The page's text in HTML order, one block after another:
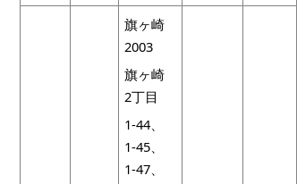
旗ヶ崎
2003
旗ヶ崎
2丁目
1-44、
1-45、
1-47、